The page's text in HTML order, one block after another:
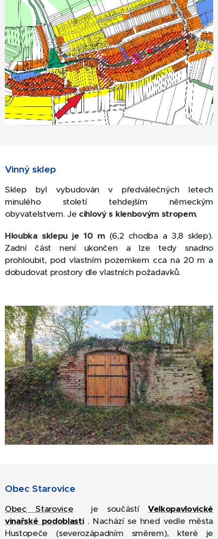
Vinný sklep
Sklep byl vybudován v předválečných letech
minulého století tehdejším německým
obyvatelstvem. Je cihlový s klenbovým stropem.
Hloubka sklepu je 10 m(6,2 chodba a 3,8 sklep).
Zadní část není ukončen a lze tedy snadno
prohloubit, pod vlastním pozemkem cca na 20 m a
dobudovat prostory dle vlastních požadavků.
Obec Starovice
Obec Starovice je součástí Velkopavlovické
vinařské podoblasti. Nachází se hned vedle města
Hustopeče (severozápadním směrem), které je